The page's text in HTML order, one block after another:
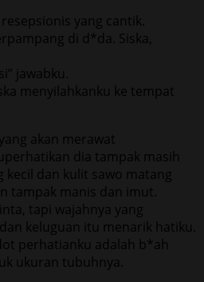
yang cantik.
di d*da. Siska,
jawabku.
menyilahkanku ke tempat
akan merawat
dia tampak masih
kecil dan kulit sawo matang
tampak manis dan imut.
tapi wajahnya yang
keluguan itu menarik hatiku.
perhatianku adalah b*ah
ukuran tubuhnya.